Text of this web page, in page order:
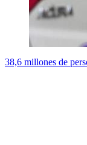
38,6 millones de